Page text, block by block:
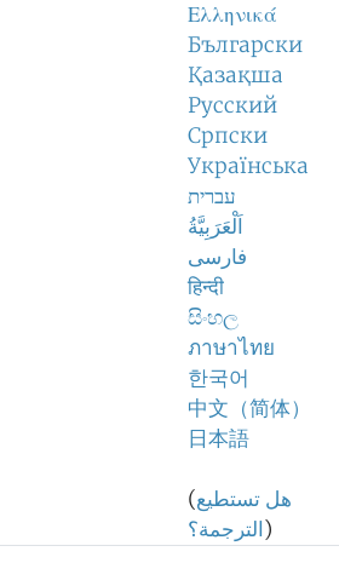
Ελληνικά
Български
Қазақша
Русский
Српски
Українська
עברית
اَلْعَرَبِيَّةُ
فارسی
हिन्दी
සිංහල
ภาษาไทย
한국어
中文（简体）
日本語
(هل تستطيع
الترجمة؟)